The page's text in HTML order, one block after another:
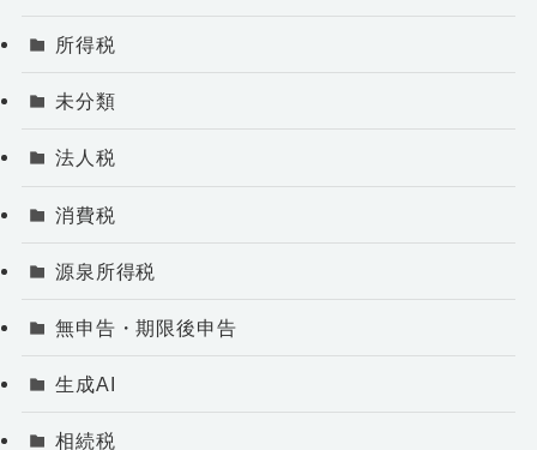
所得税
未分類
法人税
消費税
源泉所得税
無申告・期限後申告
生成AI
相続税